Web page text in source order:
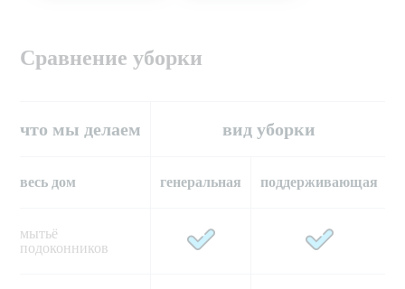
Сравнение уборки
что мы делаем вид уборки
весь дом генеральная поддерживающая
мытьё
подоконников